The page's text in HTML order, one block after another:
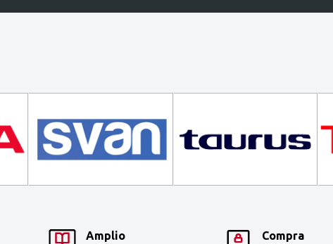
Amplio
Compra